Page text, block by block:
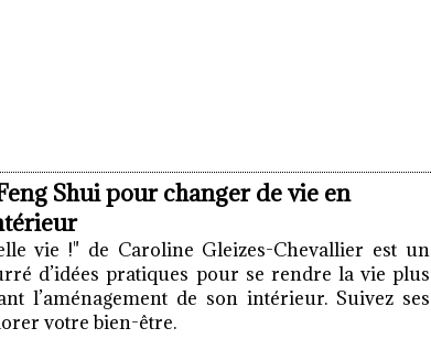
Shui pour changer de vie en
vie !" de Caroline Gleizes-Chevallier est un
d’idées pratiques pour se rendre la vie plus
l’aménagement de son intérieur. Suivez ses
votre bien-être.